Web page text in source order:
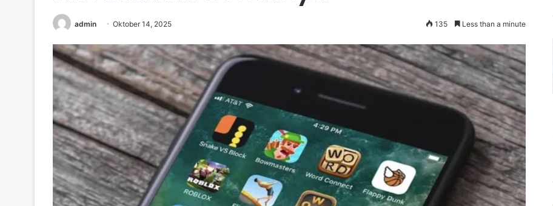
admin Oktober 14, 2025 135 Less than a minute